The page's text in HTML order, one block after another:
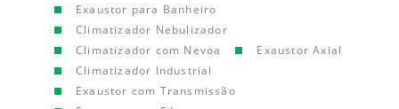
Exaustor para Banheiro
Climatizador Nebulizador
Climatizador com Nevoa
Exaustor Axial
Climatizador Industrial
Exaustor com Transmissão